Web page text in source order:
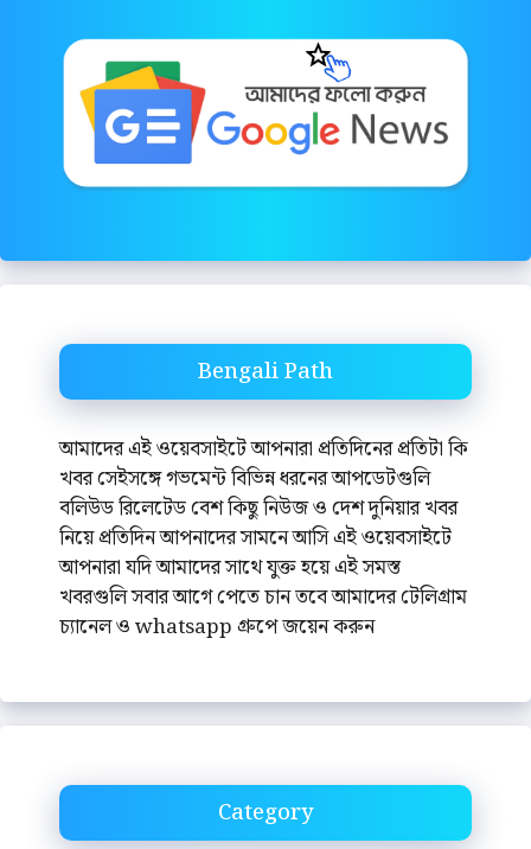
Bengali Path
আমাদের এই ওয়েবসাইটে আপনারা প্রতিদিনের প্রতিটা কি
খবর সেইসঙ্গে গভমেন্ট বিভিন্ন ধরনের আপডেটগুলি
বলিউড রিলেটেড বেশ কিছু নিউজ ও দেশ দুনিয়ার খবর
নিয়ে প্রতিদিন আপনাদের সামনে আসি এই ওয়েবসাইটে
আপনারা যদি আমাদের সাথে যুক্ত হয়ে এই সমস্ত
খবরগুলি সবার আগে পেতে চান তবে আমাদের টেলিগ্রাম
চ্যানেল ও whatsapp গ্রুপে জয়েন করুন
Category